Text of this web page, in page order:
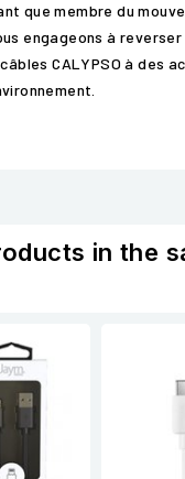
que membre du
engageons à reverser
CALYPSO à des
in the